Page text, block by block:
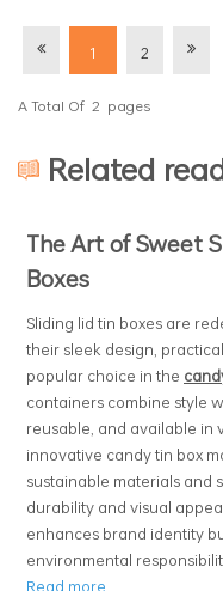
1 2
A Total Of 2 Pages
Related
The Art of Sweet
Boxes
Sliding lid tin boxes are
their sleek design,
popular choice in the
containers combine style
reusable, and available in
innovative candy tin box
sustainable materials and
durability and visual
enhances brand identity
environmental
Read more